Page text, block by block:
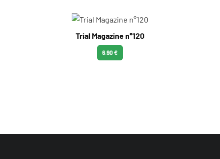
Trial Magazine n°120
6.90 €